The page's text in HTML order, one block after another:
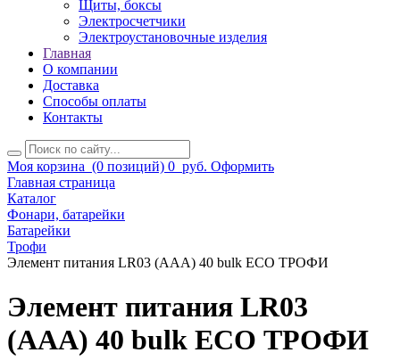
Щиты, боксы
Электросчетчики
Электроустановочные изделия
Главная
О компании
Доставка
Способы оплаты
Контакты
Моя корзина (0 позиций) 0 руб. Оформить
Главная страница
Каталог
Фонари, батарейки
Батарейки
Трофи
Элемент питания LR03 (ААА) 40 bulk ECO ТРОФИ
Элемент питания LR03
(ААА) 40 bulk ECO ТРОФИ